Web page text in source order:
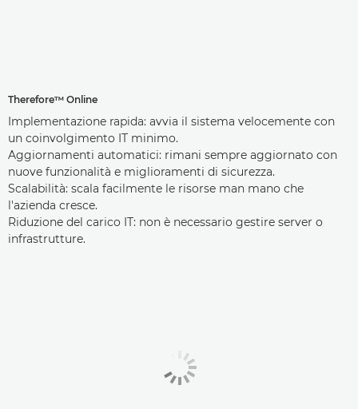
Therefore™ Online
Implementazione rapida: avvia il sistema velocemente con
un coinvolgimento IT minimo.
Aggiornamenti automatici: rimani sempre aggiornato con
nuove funzionalità e miglioramenti di sicurezza.
Scalabilità: scala facilmente le risorse man mano che
l'azienda cresce.
Riduzione del carico IT: non è necessario gestire server o
infrastrutture.